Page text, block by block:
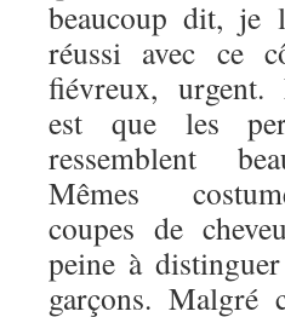
beaucoup dit, je
réussi avec ce
fiévreux, urgent.
est que les
ressemblent
Mêmes
coupes de
peine à
garçons. Malgré